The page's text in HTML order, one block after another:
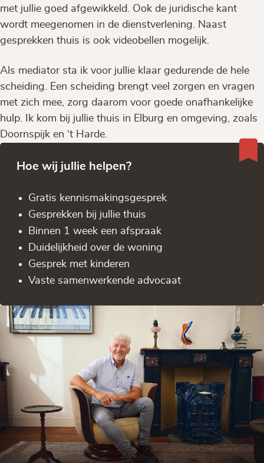
met jullie goed afgewikkeld. Ook de juridische kant
wordt meegenomen in de dienstverlening. Naast
gesprekken thuis is ook videobellen mogelijk.
Als mediator sta ik voor jullie klaar gedurende de hele
scheiding. Een scheiding brengt veel zorgen en vragen
met zich mee, zorg daarom voor goede onafhankelijke
hulp. Ik kom bij jullie thuis in Elburg en omgeving, zoals
Doornspijk en ‘t Harde.
Hoe wij jullie helpen?
Gratis kennis­makingsgesprek
Gesprekken bij jullie thuis
Binnen 1 week een afspraak
Duidelijkheid over de woning
Gesprek met kinderen
Vaste samenwerkende advocaat